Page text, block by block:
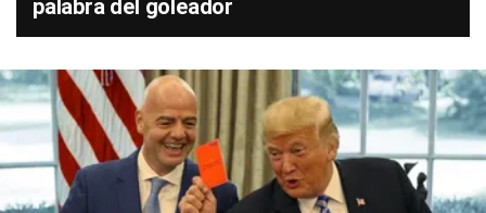
palabra del goleador